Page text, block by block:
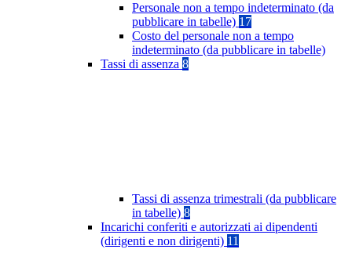
Personale non a tempo indeterminato (da
pubblicare in tabelle) 17
Costo del personale non a tempo
indeterminato (da pubblicare in tabelle)
Tassi di assenza 8
Tassi di assenza trimestrali (da pubblicare
in tabelle) 8
Incarichi conferiti e autorizzati ai dipendenti
(dirigenti e non dirigenti) 11